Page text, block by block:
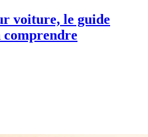
voiture, le guide